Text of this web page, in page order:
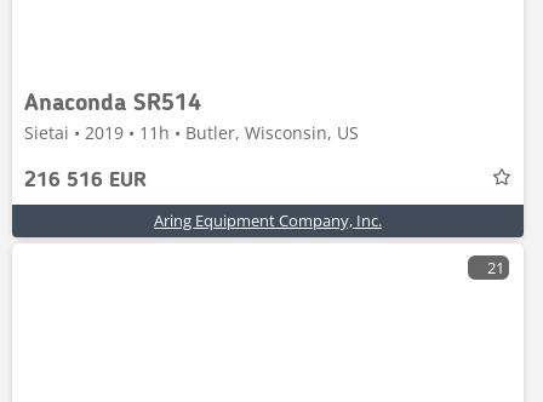
Anaconda SR514
Sietai • 2019 • 11h • Butler, Wisconsin, US
216 516 EUR
Aring Equipment Company, Inc.
21